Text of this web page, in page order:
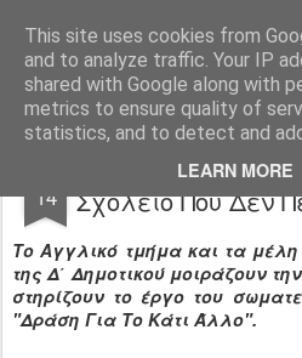
This site uses cookies from
and to analyze traffic. Your IP
shared with Google along with
metrics to ensure quality of
statistics, and to detect and
LEARN MORE
14
Chocolate for
Σχολείο Που Δεν
Tο Αγγλικό τμήμα και τα
της Δ΄ Δημοτικού μοιράζουν
στηρίζουν το έργο του
"Δράση Για Το Κάτι Άλλο".